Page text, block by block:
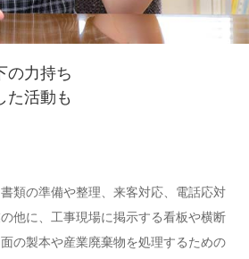
の力持ち
た活動も
類の準備や整理、来客対応、電話応対
他に、工事現場に掲示する看板や横断
の製本や産業廃棄物を処理するための